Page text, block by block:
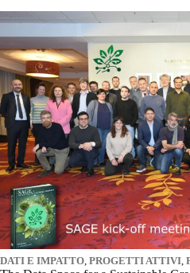
DATI E IMPATTO PROGETTI ATTIVI